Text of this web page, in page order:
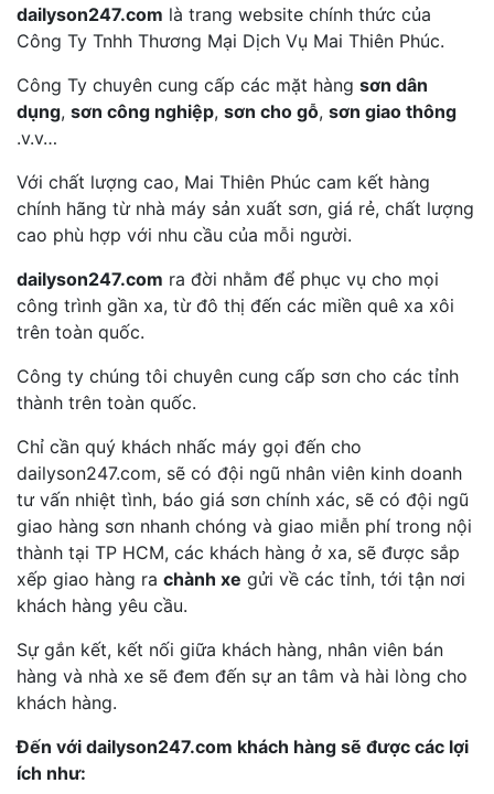
dailyson247.com là trang website chính thức của
Công Ty Tnhh Thương Mại Dịch Vụ Mai Thiên Phúc.
Công Ty chuyên cung cấp các mặt hàng sơn dân
dụng, sơn công nghiệp, sơn cho gỗ, sơn giao thông
.v.v…
Với chất lượng cao, Mai Thiên Phúc cam kết hàng
chính hãng từ nhà máy sản xuất sơn, giá rẻ, chất lượng
cao phù hợp với nhu cầu của mỗi người.
dailyson247.com ra đời nhằm để phục vụ cho mọi
công trình gần xa, từ đô thị đến các miền quê xa xôi
trên toàn quốc.
Công ty chúng tôi chuyên cung cấp sơn cho các tỉnh
thành trên toàn quốc.
Chỉ cần quý khách nhấc máy gọi đến cho
dailyson247.com, sẽ có đội ngũ nhân viên kinh doanh
tư vấn nhiệt tình, báo giá sơn chính xác, sẽ có đội ngũ
giao hàng sơn nhanh chóng và giao miễn phí trong nội
thành tại TP HCM, các khách hàng ở xa, sẽ được sắp
xếp giao hàng ra chành xe gửi về các tỉnh, tới tận nơi
khách hàng yêu cầu.
Sự gắn kết, kết nối giữa khách hàng, nhân viên bán
hàng và nhà xe sẽ đem đến sự an tâm và hài lòng cho
khách hàng.
Đến với dailyson247.com khách hàng sẽ được các lợi
ích như: